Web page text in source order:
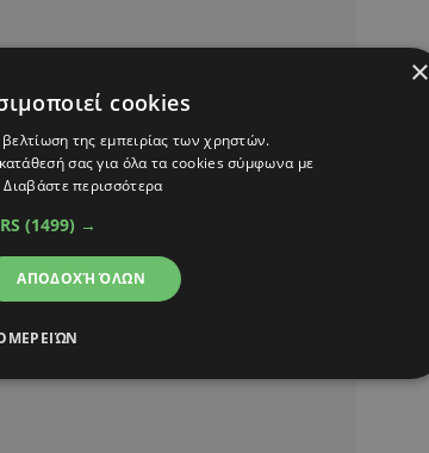
×
cookies
της εμπειρίας των χρηστών.
σας για όλα τα cookies σύμφωνα με
Διαβάστε περισσότερα
(1499) →
ΑΠΟΔΟΧΉ ΌΛΩΝ